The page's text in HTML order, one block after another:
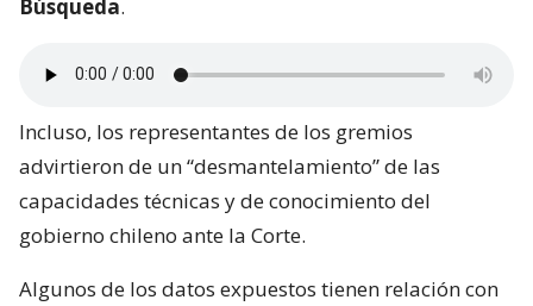
Búsqueda.
Incluso, los representantes de los gremios
advirtieron de un “desmantelamiento” de las
capacidades técnicas y de conocimiento del
gobierno chileno ante la Corte.
Algunos de los datos expuestos tienen relación con